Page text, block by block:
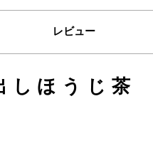
レビュー
ほうじ茶